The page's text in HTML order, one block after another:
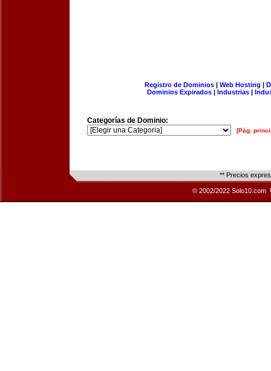
Registro de Dominios| Web Hosting |
Dominios Expirados | Industrias |
Categorías de Dominio:
[Pág.
** Precios
© 2002/2022 Solo10.com